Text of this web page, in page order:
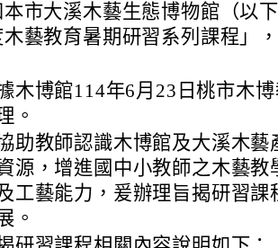
市大溪木藝生態博物館（以
藝教育暑期研習系列課程」
木博館114年6月23日桃市木
。
助教師認識木博館及大溪木藝
源，增進國中小教師之木藝
工藝能力，爰辦理旨揭研習
。